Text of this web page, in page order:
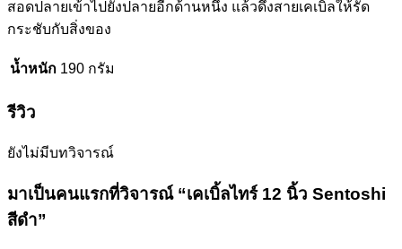
สอดปลายเข้าไปยังปลายอีกด้านหนึ่ง แล้วดึงสายเคเบิ้ลให้รัด
กระชับกับสิ่งของ
น้ำหนัก 190 กรัม
รีวิว
ยังไม่มีบทวิจารณ์
มาเป็นคนแรกที่วิจารณ์ “เคเบิ้ลไทร์ 12 นิ้ว Sentoshi
สีดำ”